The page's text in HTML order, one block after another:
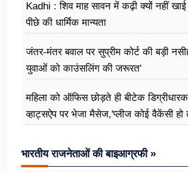
Kadhi : शिव माह सावन में कढ़ी क्यों नहीं
पीछे की धार्मिक मान्यता
जंतर-मंतर बवाल पर सुप्रीम कोर्ट की बड़ी
युवाओं को काउंसलिंग की जरूरत'
महिला को ऑफिस छोड़ते ही बीटेक
व्हाट्सऐप पर भेजा मैसेज,'प्लीज कोई वैकेंसी हो
भारतीय राजनेताओं की बाइआग्रफी »